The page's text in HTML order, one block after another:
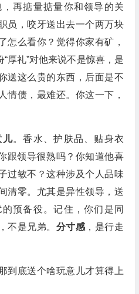
再掂量掂量你和领导的关
员，咬牙送出去一个两万块
怎么看你？觉得你家有矿，
厚礼”对他来说不是惊喜，是
送这么贵的东西，后面是不
情债，最难还。你这一下，
儿。香水、护肤品、贴身衣
领导很熟吗？你知道他喜
过敏不？这种涉及个人品味
清零。尤其是异性领导，送
预备役。记住，你们是同
不是兄弟。 分寸感 ，是行走
到底送个啥玩意儿才算得上